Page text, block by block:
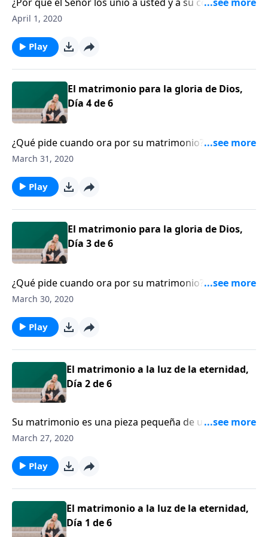
Francis y Lisa Chan, coautores del libro “Tú y yo por
unido por una razón, y les anima a no vivir para esta
vida, sino para la eternidad.
April 1, 2020
Play
El matrimonio para la gloria de Dios,
Día 4 de 6
¿Qué pide cuando ora por su matrimonio? Francis y
Lisa Chan, casados por más de 20 años y padres de
oren fervientemente el uno por el otro y procuren un
matrimonio que glorifique al Señor.
March 31, 2020
Play
El matrimonio para la gloria de Dios,
Día 3 de 6
¿Qué pide cuando ora por su matrimonio? Francis y
Lisa Chan, casados por más de 20 años y padres de
oren fervientemente el uno por el otro y procuren un
matrimonio que glorifique al Señor.
March 30, 2020
Play
El matrimonio a la luz de la eternidad,
Día 2 de 6
Su matrimonio es una pieza pequeña de un cuadro
más grande. El pastor Francis Chan y su esposa, Lisa,
culminó en matrimonio. Los Chan recuerdan a los
oyentes lo importante que es encontrar un cónyuge
que ame al Señor, para que juntos puedan servir a
Dios con todo su corazón.
March 27, 2020
Play
El matrimonio a la luz de la eternidad,
Día 1 de 6